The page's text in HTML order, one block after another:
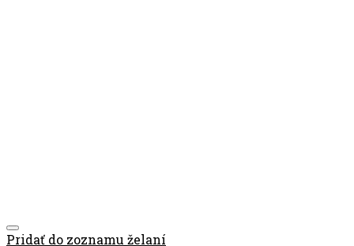
Pridať do zoznamu želaní